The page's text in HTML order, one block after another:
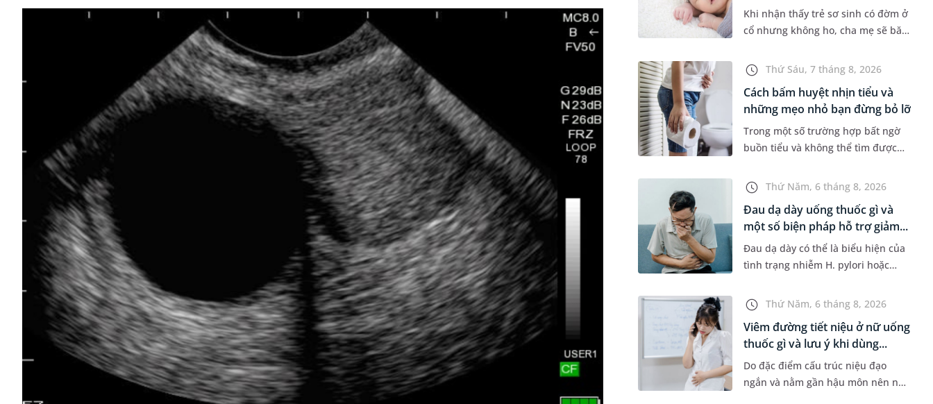
Khi nhận thấy trẻ sơ sinh có đờm ở
cổ nhưng không ho, cha mẹ sẽ băn
đường hô hấp hay không. Những
chia sẻ dưới đây sẽ giúp ch...
Thứ Sáu, 7 tháng 8, 2026
Cách bấm huyệt nhịn tiểu và
những mẹo nhỏ bạn đừng bỏ lỡ
Trong một số trường hợp bất ngờ
buồn tiểu và không thể tìm được
dụng phương pháp bấm huyệt
nhịn tiểu. Vậy cách bấm huyệt
nhịn...
Thứ Năm, 6 tháng 8, 2026
Đau dạ dày uống thuốc gì và
một số biện pháp hỗ trợ giảm...
Đau dạ dày có thể là biểu hiện của
tình trạng nhiễm H. pylori hoặc
Dựa theo nguyên nhân cụ thể, bác
sĩ sẽ cân nhắc chỉ định p...
Thứ Năm, 6 tháng 8, 2026
Viêm đường tiết niệu ở nữ uống
thuốc gì và lưu ý khi dùng...
Do đặc điểm cấu trúc niệu đạo
ngắn và nằm gần hậu môn nên nữ